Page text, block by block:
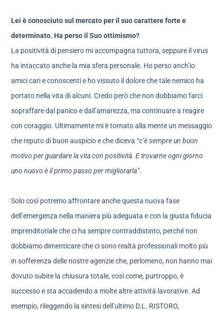
Lei è conosciuto sul mercato per il suo carattere forte e
determinato. Ha perso il Suo ottimismo?
La positività di pensiero mi accompagna tuttora, seppure il virus
ha intaccato anche la mia sfera personale. Ho perso anch’io
amici cari e conoscenti e ho vissuto il dolore che tale nemico ha
portato nella vita di alcuni. Credo però che non dobbiamo farci
sopraffare dal panico e dall’amarezza, ma continuare a reagire
con coraggio. Ultimamente mi è tornato alla mente un messaggio
che reputo di buon auspicio e che diceva “c’è sempre un buon
motivo per guardare la vita con positività. E trovarne ogni giorno
uno nuovo è il primo passo per migliorarla”.
Solo così potremo affrontare anche questa nuova fase
dell’emergenza nella maniera più adeguata e con la giusta fiducia
imprenditoriale che ci ha sempre contraddistinto, perché non
dobbiamo dimenticare che ci sono realtà professionali molto più
in sofferenza delle nostre agenzie che, perlomeno, non hanno mai
dovuto subire la chiusura totale, così come, purtroppo, è
successo e sta accadendo a molte altre attività lavorative. Ad
esempio, rileggendo la sintesi dell’ultimo D.L. RISTORO,